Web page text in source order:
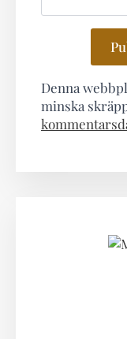
Denna
minska